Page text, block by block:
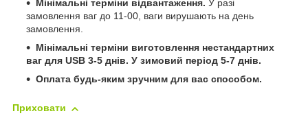
Мінімальні терміни відвантаження. У разі
замовлення ваг до 11-00, ваги вирушають на день
замовлення.
Мінімальні терміни виготовлення нестандартних
ваг для USB 3-5 днів. У зимовий період 5-7 днів.
Оплата будь-яким зручним для вас способом.
Приховати